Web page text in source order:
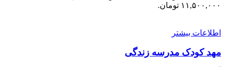
تومان.
بیشتر
کودک مدرسه زندگی